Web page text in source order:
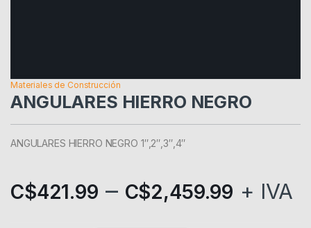
Materiales de Construcción
ANGULARES HIERRO NEGRO
ANGULARES HIERRO NEGRO 1″,2″,3″,4″
C$421.99 – C$2,459.99 + IVA